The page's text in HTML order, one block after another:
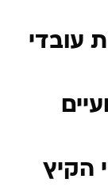
עובדי
הקיץ